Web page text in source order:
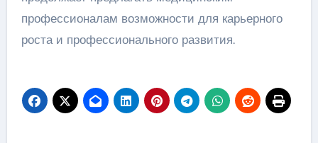
профессионалам возможности для карьерного
роста и профессионального развития.